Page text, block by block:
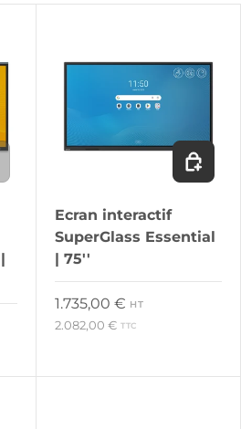
au panier
Ecran interactif
SuperGlass Essential
| 75''
Prix habituel
1.735,00 € HT
2.082,00 € TTC
Ajouter